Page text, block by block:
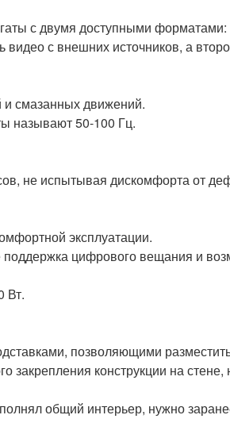
с двумя доступными
с внешних источников, а
и смазанных движений.
называют 50-100 Гц.
не испытывая дискомфорта от
эксплуатации.
цифрового вещания и
Вт.
позволяющими
конструкции на стене,
общий интерьер, нужно